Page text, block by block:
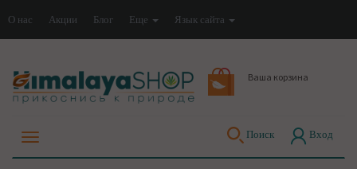
О нас Акции Блог Еще Язык сайта
Ваша корзина
Поиск Вход